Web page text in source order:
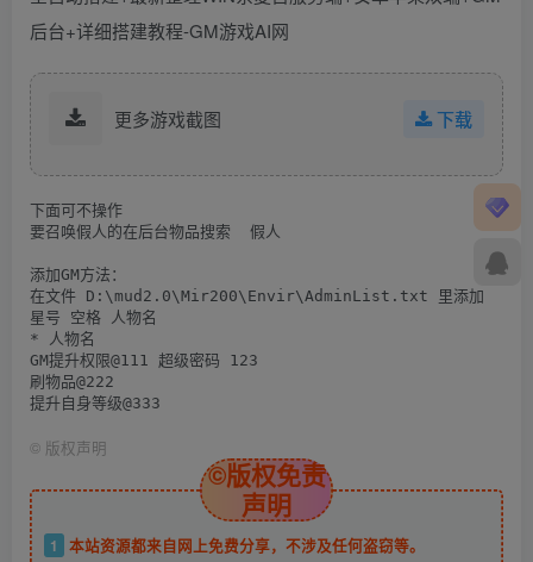
更多游戏截图 下载
下面可不操作
要召唤假人的在后台物品搜索  假人
添加GM方法：
在文件 D:\mud2.0\Mir200\Envir\AdminList.txt 里添加
星号 空格 人物名
* 人物名
GM提升权限@111 超级密码 123
刷物品@222
提升自身等级@333
© 版权声明
©版权免责
声明
1
本站资源都来自网上免费分享，不涉及任何盗窃等。